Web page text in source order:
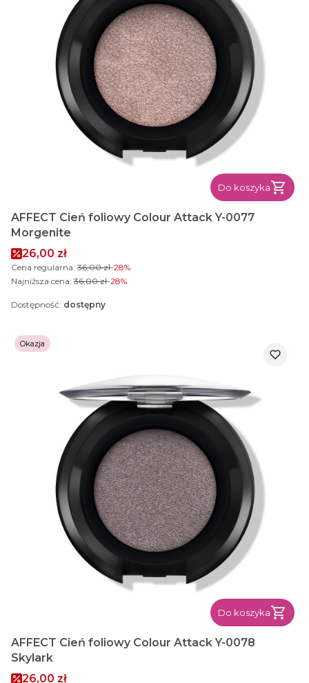
Do koszyka
AFFECT Cień foliowy Colour Attack Y-0077
Morgenite
Cena promocyjna
26,00 zł
Cena regularna: 36,00 zł-28%
Najniższa cena: 36,00 zł-28%
Dostępność: dostępny
Okazja
Do koszyka
AFFECT Cień foliowy Colour Attack Y-0078
Skylark
Cena promocyjna
26,00 zł